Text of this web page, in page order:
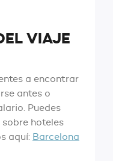
VIAJE
a encontrar
antes o
Puedes
hoteles
aquí: Barcelona